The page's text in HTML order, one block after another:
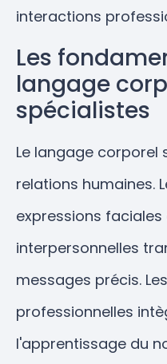
interactions
Les
langage
spécialistes
Le langage
relations humaines.
expressions
interpersonnelles
messages précis.
professionnelles
l'apprentissage du